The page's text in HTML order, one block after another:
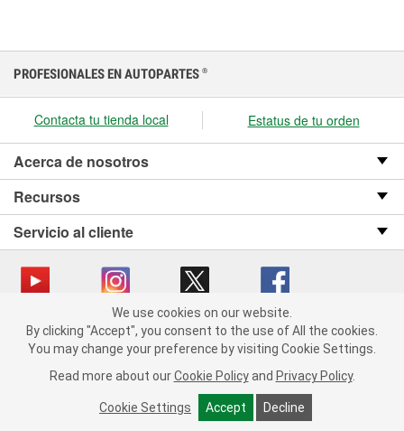
We use cookies on our website. By clicking "Accept", you consent
to the use of All the cookies.
You may change your preference by visiting Cookie Settings.
Read more about our Cookie Policy and Privacy Policy.
Cookie Settings Accept Decline
PROFESIONALES EN AUTOPARTES ®
Contacta tu tienda local Estatus de tu orden
Acerca de nosotros
Recursos
Servicio al cliente
Copyright © 2008-2026 O’Reilly Auto Parts v OST_3.2.0.0.729 (3) cv1361
catalog_main
Política de privacidad
Ley de transparencia en las cadenas de suministro
We use cookies on our website.
By clicking "Accept", you consent to the use of All the cookies.
You may change your preference by visiting Cookie Settings.
Read more about our Cookie Policy and Privacy Policy.
Cookie Settings Accept Decline